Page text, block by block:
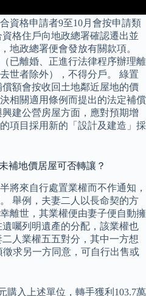
資格申請者9至10月會按申請類
格住戶向地政總署確認遷出並
地政總署便會發放有關款項。
已離婚、正進行法律程序辦理離
世者除外），不得分戶。 綠置
額會按收回土地鄰近屋地的價
相關適用條例而提出的法定補償
建公營房屋方面，應對預期增
項目採用新的「設計及建造」採
補地價居屋可否轉讓？
將來自行處置業權而不作通知，
舉例，夫妻二人以長命契的方
離世，其業權便由妻子便自動擁
囑列明遺產的分配，該業權也
人業權五五對分，其中一方想
求另一方同意，可自行出售或
購入上述單位，轉手獲利103.7萬